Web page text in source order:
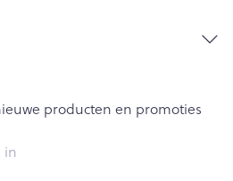
producten en promoties